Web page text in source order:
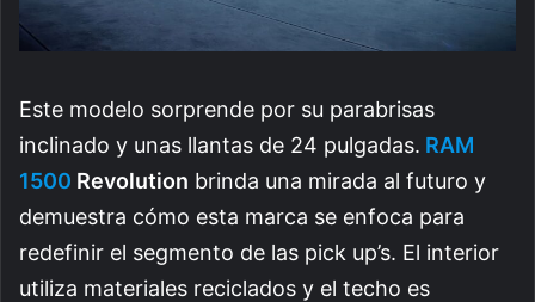
Este modelo sorprende por su parabrisas
inclinado y unas llantas de 24 pulgadas. RAM
1500 Revolution brinda una mirada al futuro y
demuestra cómo esta marca se enfoca para
redefinir el segmento de las pick up’s. El interior
utiliza materiales reciclados y el techo es